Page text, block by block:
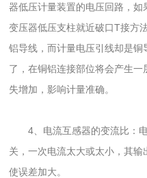
器低压计量装置的电压回路，
变压器低压支柱就近破口T接方
铝导线，而计量电压引线却是
了，在铜铝连接部位将会产生
失增加，影响计量准确。
4、电流互感器的变流比：电
关，一次电流太大或太小，其
使误差加大。